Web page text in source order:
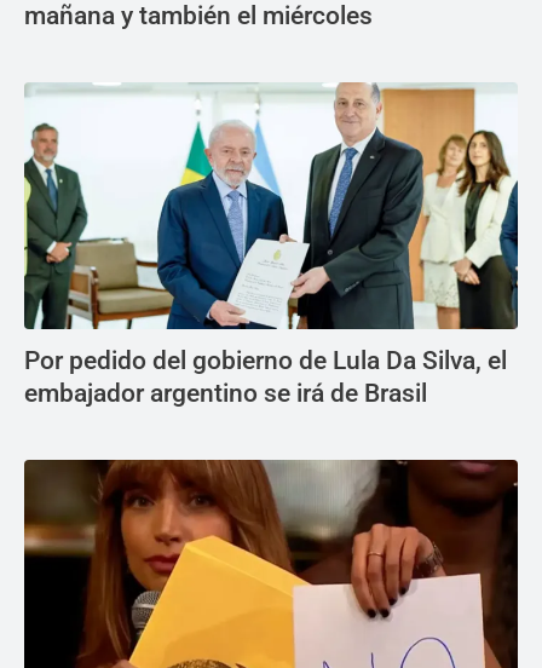
mañana y también el miércoles
Por pedido del gobierno de Lula Da Silva, el
embajador argentino se irá de Brasil